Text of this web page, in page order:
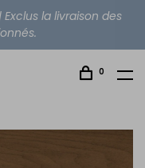
la livraison des
0